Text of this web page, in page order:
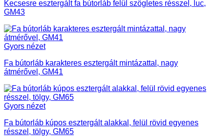
Kecsesre esztergált fa bútorláb felül szögletes résszel, luc,
GM43
Gyors nézet
Fa bútorláb karakteres esztergált mintázattal, nagy
átmérővel, GM41
Gyors nézet
Fa bútorláb kúpos esztergált alakkal, felül rövid egyenes
résszel, tölgy, GM65